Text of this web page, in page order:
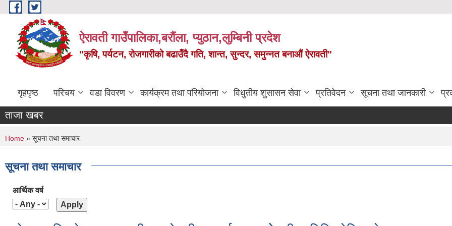
Skip to main content
ऐरावती गाउँपालिका,बरौंला, प्युठान,लुम्बिनी प्रदेश
"कृषि, पर्यटन, रोजगारीको बढाउँदै गति, शान्त, सुन्दर, समुन्नत बनाऔं ऐरावती"
गृहपृष्ठ परिचय वडा विवरण कार्यक्रम तथा परियोजना विधुतीय शुसासन सेवा प्रतिवेदन सूचना तथा जानकारी
ताजा खबर
You are here
Home » सूचना तथा समाचार
सूचना तथा समाचार
आर्थिक वर्ष